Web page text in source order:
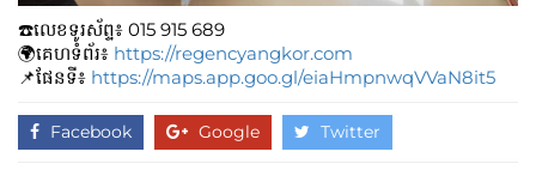
☎️លេខទូរស័ព្ទ៖​​ 015 915 689
🌍គេហទំព័រ៖ https://regencyangkor.com
📌ផែនទី៖ https://maps.app.goo.gl/eiaHmpnwqVVaN8it5
Facebook Google Twitter